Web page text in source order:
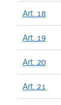
Art. 18
Art. 19
Art. 20
Art. 21